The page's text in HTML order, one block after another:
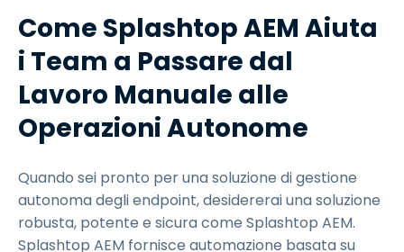
Come Splashtop AEM Aiuta
i Team a Passare dal
Lavoro Manuale alle
Operazioni Autonome
Quando sei pronto per una soluzione di gestione
autonoma degli endpoint, desidererai una soluzione
robusta, potente e sicura come Splashtop AEM.
Splashtop AEM fornisce automazione basata su